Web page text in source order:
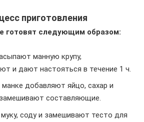
приготовления
готовят следующим образом:
манную крупу,
и дают настояться в течение 1 ч.
добавляют яйцо, сахар и
составляющие.
соду и замешивают тесто для